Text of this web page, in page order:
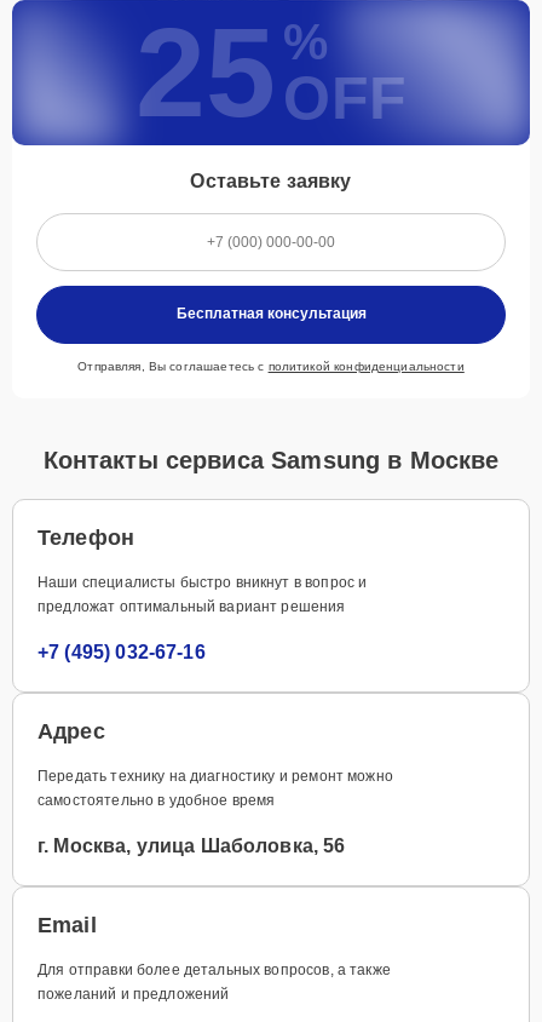
25 %
OFF
Оставьте заявку
Бесплатная консультация
Отправляя, Вы соглашаетесь с политикой конфиденциальности
Контакты сервиса Samsung в Москве
Телефон
Наши специалисты быстро вникнут в вопрос и
предложат оптимальный вариант решения
+7 (495) 032-67-16
Адрес
Передать технику на диагностику и ремонт можно
самостоятельно в удобное время
г. Москва, улица Шаболовка, 56
Email
Для отправки более детальных вопросов, а также
пожеланий и предложений